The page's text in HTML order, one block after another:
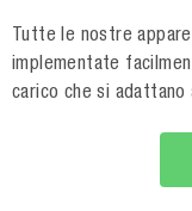
Tutte le nostre
implementate
carico che si